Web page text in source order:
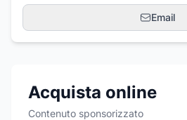
Email
Acquista online
Contenuto sponsorizzato